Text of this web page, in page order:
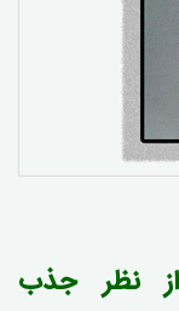
نظر جذب